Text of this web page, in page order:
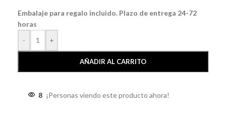
Embalaje para regalo incluido. Plazo de entrega 24-72
horas
-
+
AÑADIR AL CARRITO
8 ¡Personas viendo este producto ahora!